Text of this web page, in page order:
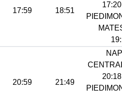
17:59 18:51
20:59 21:49